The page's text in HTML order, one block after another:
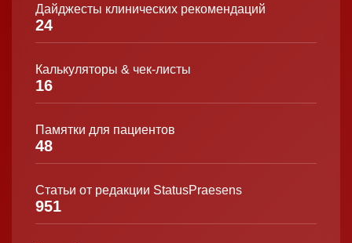
Дайджесты клинических рекомендаций
24
Калькуляторы & чек-листы
16
Памятки для пациентов
48
Статьи от редакции StatusPraesens
951